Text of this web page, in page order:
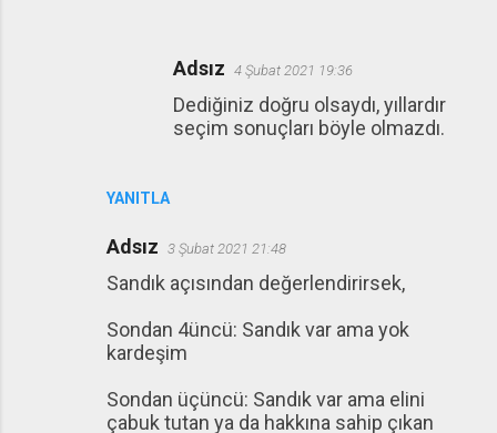
YANITLA
Adsız 4 Şubat 2021 19:36
Dediğiniz doğru olsaydı, yıllardır
seçim sonuçları böyle olmazdı.
Adsız 3 Şubat 2021 21:48
Sandık açısından değerlendirirsek,
Sondan 4üncü: Sandık var ama yok
kardeşim
Sondan üçüncü: Sandık var ama elini
çabuk tutan ya da hakkına sahip çıkan